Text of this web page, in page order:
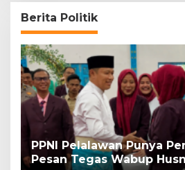
Berita Politik
PPNI Pelalawan Punya
Pesan Tegas Wabup